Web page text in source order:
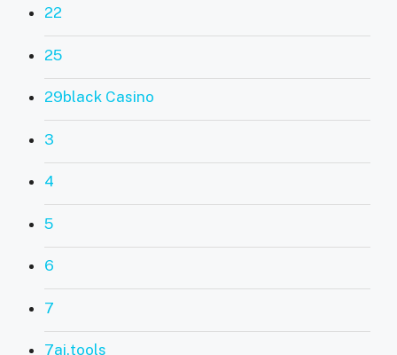
22
25
29black Casino
3
4
5
6
7
7ai.tools